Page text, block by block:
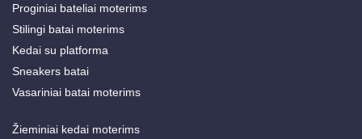
Proginiai bateliai moterims
Stilingi batai moterims
Kedai su platforma
Sneakers batai
Vasariniai batai moterims
Žieminiai kedai moterims